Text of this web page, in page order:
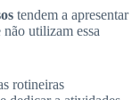
tendem a apresentar
utilizam essa
rotineiras